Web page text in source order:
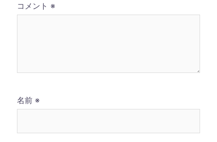
コメント ※
名前 ※